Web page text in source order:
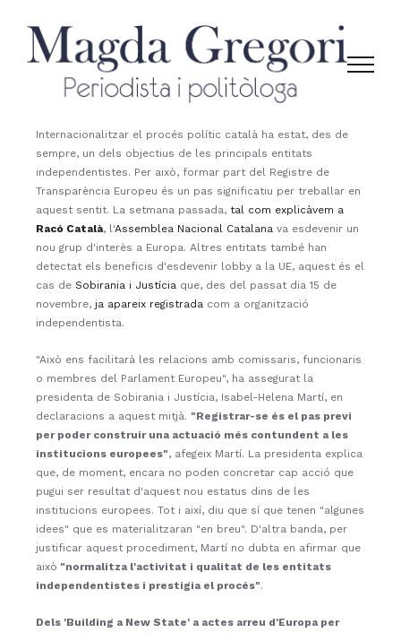
content
Internacionalitzar el procés polític català ha estat, des de
sempre, un dels objectius de les principals entitats
independentistes. Per això, formar part del Registre de
Transparència Europeu és un pas significatiu per treballar en
aquest sentit. La setmana passada, tal com explicàvem a
Racó Català, l'Assemblea Nacional Catalana va esdevenir un
nou grup d'interès a Europa. Altres entitats també han
detectat els beneficis d'esdevenir lobby a la UE, aquest és el
cas de Sobirania i Justícia que, des del passat dia 15 de
novembre, ja apareix registrada com a organització
independentista.
"Això ens facilitarà les relacions amb comissaris, funcionaris
o membres del Parlament Europeu", ha assegurat la
presidenta de Sobirania i Justícia, Isabel-Helena Martí, en
declaracions a aquest mitjà. "Registrar-se és el pas previ
per poder construir una actuació més contundent a les
institucions europees", afegeix Martí. La presidenta explica
que, de moment, encara no poden concretar cap acció que
pugui ser resultat d'aquest nou estatus dins de les
institucions europees. Tot i així, diu que sí que tenen "algunes
idees" que es materialitzaran "en breu". D'altra banda, per
justificar aquest procediment, Martí no dubta en afirmar que
això "normalitza l'activitat i qualitat de les entitats
independentistes i prestigia el procés".
Dels 'Building a New State' a actes arreu d'Europa per